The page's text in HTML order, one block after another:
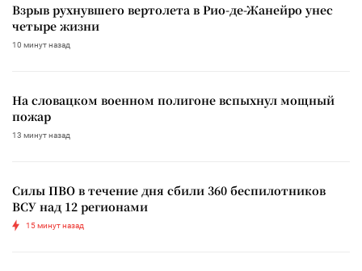
Взрыв рухнувшего вертолета в Рио-де-Жанейро унес
четыре жизни
10 минут назад
На словацком военном полигоне вспыхнул мощный
пожар
13 минут назад
Силы ПВО в течение дня сбили 360 беспилотников
ВСУ над 12 регионами
15 минут назад